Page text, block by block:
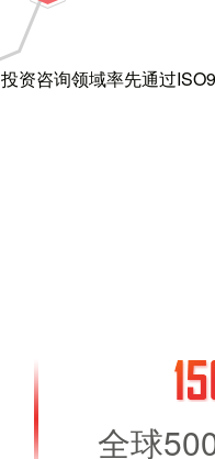
投资咨询领域率先通过
全球